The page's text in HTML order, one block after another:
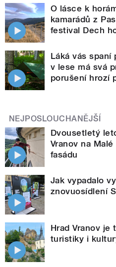
O lásce k
kamarádů z
festival Dech
Láká vás spaní
v lese má svá
porušení hrozí
NEJPOSLOUCHANĚJŠÍ
Dvousetletý
Vranov na
fasádu
Jak vypadalo
znovuosídlení
Hrad Vranov je
turistiky i